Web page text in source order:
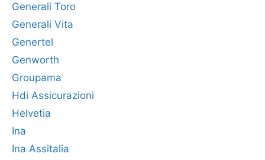
Generali Toro
Generali Vita
Genertel
Genworth
Groupama
Hdi Assicurazioni
Helvetia
Ina
Ina Assitalia